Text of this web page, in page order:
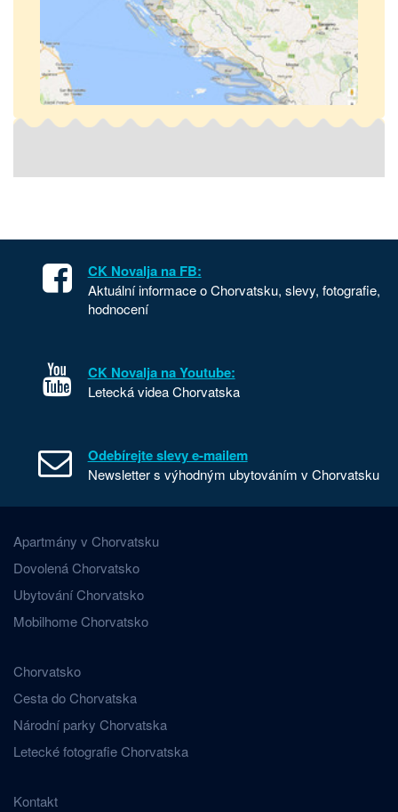
CK Novalja na FB:
Aktuální informace o Chorvatsku, slevy, fotografie,
hodnocení
CK Novalja na Youtube:
Letecká videa Chorvatska
Odebírejte slevy e-mailem
Newsletter s výhodným ubytováním v Chorvatsku
Apartmány v Chorvatsku
Dovolená Chorvatsko
Ubytování Chorvatsko
Mobilhome Chorvatsko
Chorvatsko
Cesta do Chorvatska
Národní parky Chorvatska
Letecké fotografie Chorvatska
Kontakt